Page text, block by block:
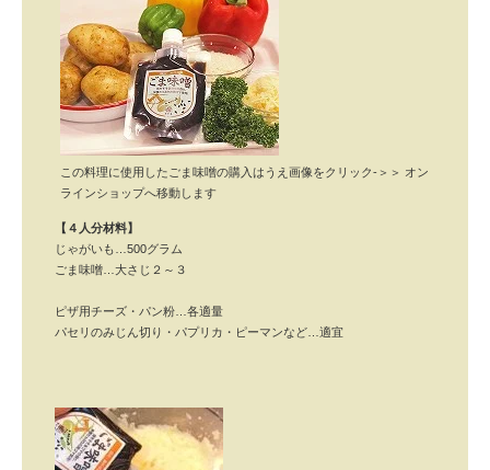
この料理に使用したごま味噌の購入はうえ画像をクリック-＞＞ オン
ラインショップへ移動します
【４人分材料】
じゃがいも…500グラム
ごま味噌…大さじ２～３
ピザ用チーズ・パン粉…各適量
パセリのみじん切り・パプリカ・ピーマンなど…適宜